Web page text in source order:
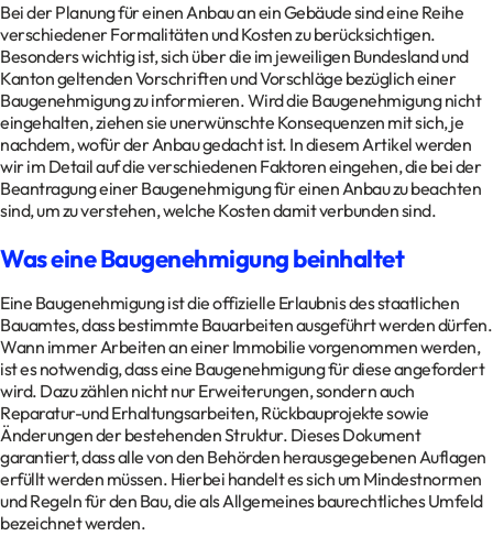
Bei der Planung für einen Anbau an ein Gebäude sind eine Reihe
verschiedener Formalitäten und Kosten zu berücksichtigen.
Besonders wichtig ist, sich über die im jeweiligen Bundesland und
Kanton geltenden Vorschriften und Vorschläge bezüglich einer
Baugenehmigung zu informieren. Wird die Baugenehmigung nicht
eingehalten, ziehen sie unerwünschte Konsequenzen mit sich, je
nachdem, wofür der Anbau gedacht ist. In diesem Artikel werden
wir im Detail auf die verschiedenen Faktoren eingehen, die bei der
Beantragung einer Baugenehmigung für einen Anbau zu beachten
sind, um zu verstehen, welche Kosten damit verbunden sind.
Was eine Baugenehmigung beinhaltet
Eine Baugenehmigung ist die offizielle Erlaubnis des staatlichen
Bauamtes, dass bestimmte Bauarbeiten ausgeführt werden dürfen.
Wann immer Arbeiten an einer Immobilie vorgenommen werden,
ist es notwendig, dass eine Baugenehmigung für diese angefordert
wird. Dazu zählen nicht nur Erweiterungen, sondern auch
Reparatur-und Erhaltungsarbeiten, Rückbauprojekte sowie
Änderungen der bestehenden Struktur. Dieses Dokument
garantiert, dass alle von den Behörden herausgegebenen Auflagen
erfüllt werden müssen. Hierbei handelt es sich um Mindestnormen
und Regeln für den Bau, die als Allgemeines baurechtliches Umfeld
bezeichnet werden.